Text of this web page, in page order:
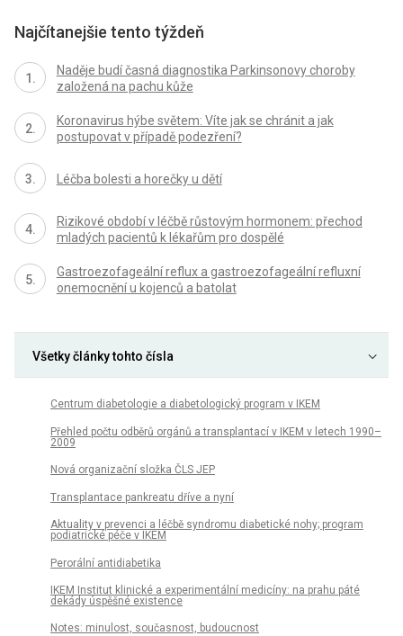
Najčítanejšie tento týždeň
Naděje budí časná diagnostika Parkinsonovy choroby
založená na pachu kůže
Koronavirus hýbe světem: Víte jak se chránit a jak
postupovat v případě podezření?
Léčba bolesti a horečky u dětí
Rizikové období v léčbě růstovým hormonem: přechod
mladých pacientů k lékařům pro dospělé
Gastroezofageální reflux a gastroezofageální refluxní
onemocnění u kojenců a batolat
Všetky články tohto čísla
Centrum diabetologie a diabetologický program v IKEM
Přehled počtu odběrů orgánů a transplantací v IKEM v letech 1990–
2009
Nová organizační složka ČLS JEP
Transplantace pankreatu dříve a nyní
Aktuality v prevenci a léčbě syndromu diabetické nohy; program
podiatrické péče v IKEM
Perorální antidiabetika
IKEM Institut klinické a experimentální medicíny: na prahu páté
dekády úspěšné existence
Notes: minulost, současnost, budoucnost